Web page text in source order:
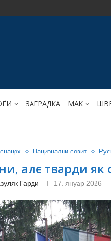
ЗАГРАДКА МАK
Национални совит
алє тварди як
Гарди 17. януар 2026